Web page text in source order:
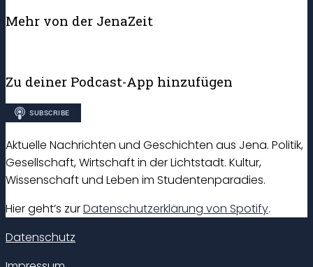
Mehr von der JenaZeit
Zu deiner Podcast-App hinzufügen
Aktuelle Nachrichten und Geschichten aus Jena. Politik,
Gesellschaft, Wirtschaft in der Lichtstadt. Kultur,
Wissenschaft und Leben im Studentenparadies.
Hier geht’s zurDatenschutzerklärung von Spotify.
Datenschutz